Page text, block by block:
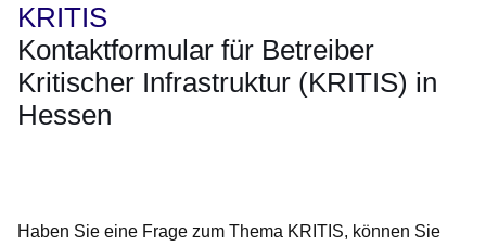
KRITIS
Kontaktformular für Betreiber
Kritischer Infrastruktur (KRITIS) in
Hessen
Haben Sie eine Frage zum Thema KRITIS, können Sie